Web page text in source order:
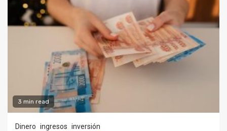
3 min read
Dinero ingresos inversión